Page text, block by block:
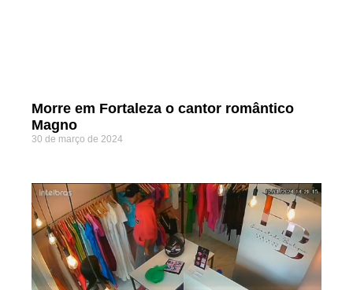
Morre em Fortaleza o cantor romântico
Magno
30 de março de 2024